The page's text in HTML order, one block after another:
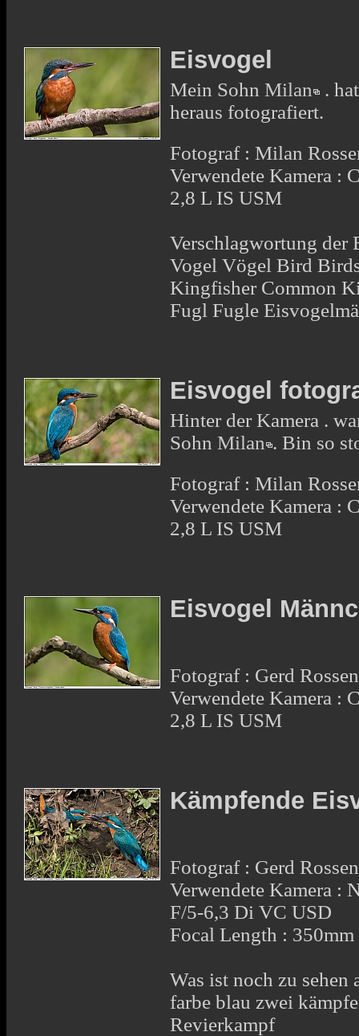
Eisvogel
Mein SohnMilan
.
heraus fotografiert.
Fotograf : Milan
Verwendete Kamera :
2,8 L IS USM
Verschlagwortung der
Vogel Vögel Bird
Kingfisher Common
Fugl Fugle
Eisvogel
Hinter der Kamera .
SohnMilan . Bin so
Fotograf : Milan
Verwendete Kamera :
2,8 L IS USM
Eisvogel
Fotograf : Gerd Rossen
Verwendete Kamera :
2,8 L IS USM
Kämpfende
Fotograf : Gerd Rossen
Verwendete Kamera :
F/5-6,3 Di VC USD
Focal Length : 350mm
Was ist noch zu
farbe blau zwei
Revierkampf